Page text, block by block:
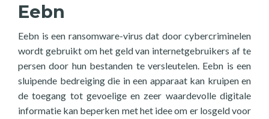
Eebn
Eebn is een ransomware-virus dat door cybercriminelen
wordt gebruikt om het geld van internetgebruikers af te
persen door hun bestanden te versleutelen. Eebn is een
sluipende bedreiging die in een apparaat kan kruipen en
de toegang tot gevoelige en zeer waardevolle digitale
informatie kan beperken met het idee om er losgeld voor